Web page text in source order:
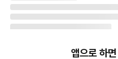
앱으로 하